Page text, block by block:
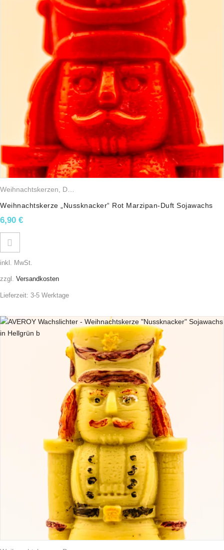
Weihnachtskerzen Duftkerzen
Weihnachtskerze „Nussknacker“ Rot Marzipan-Duft Sojawachs
6,90 €
inkl. MwSt.
zzgl. Versandkosten
Lieferzeit: 3-5 Werktage